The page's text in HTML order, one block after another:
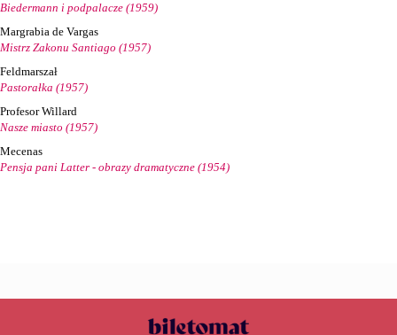
Biedermann i podpalacze (1959)
Margrabia de Vargas
Mistrz Zakonu Santiago (1957)
Feldmarszał
Pastorałka (1957)
Profesor Willard
Nasze miasto (1957)
Mecenas
Pensja pani Latter - obrazy dramatyczne (1954)